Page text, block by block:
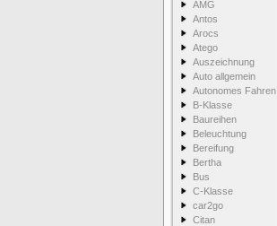
AMG
Antos
Arocs
Atego
Auszeichnung
Auto allgemein
Autonomes Fahren
B-Klasse
Baureihen
Beleuchtung
Bereifung
Bertha
Bus
C-Klasse
car2go
Citan